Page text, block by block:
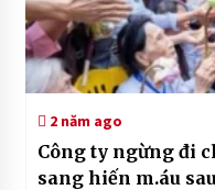
2 năm ago
Công ty ngừng đi
sang hiến m.áu